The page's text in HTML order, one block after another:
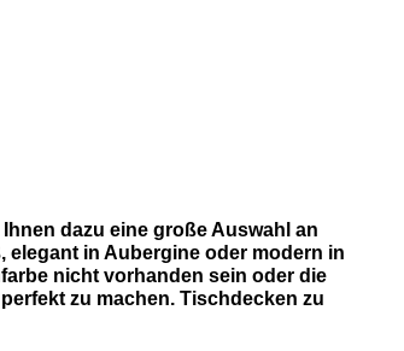
dazu eine große Auswahl an
elegant in Aubergine oder modern in
nicht vorhanden sein oder die
zu machen. Tischdecken zu